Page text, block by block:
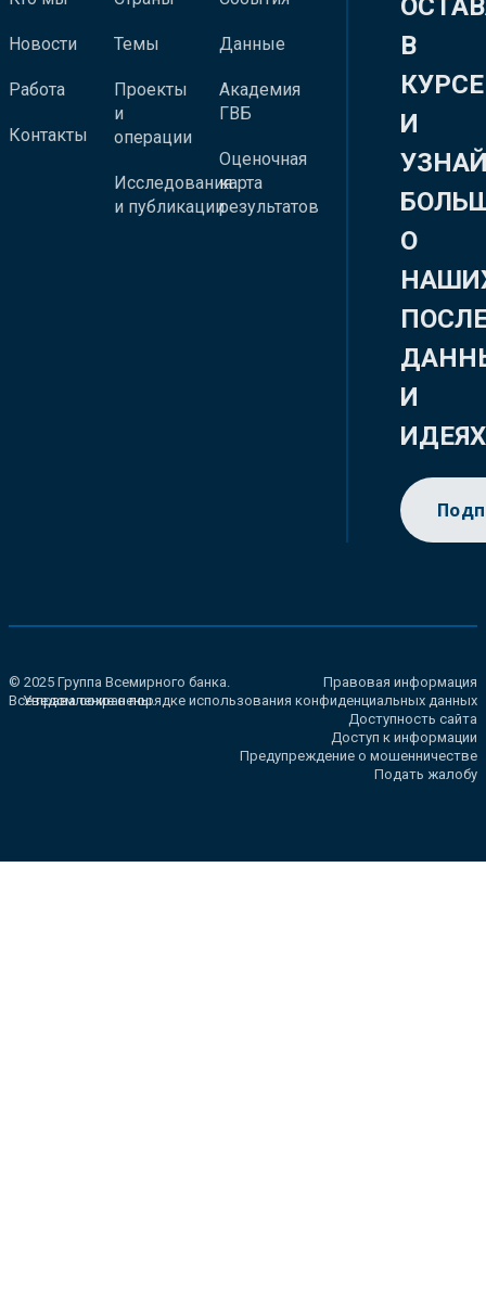
Новости
Работа
Контакты
Темы
Проекты
и
операции
Исследования
и публикации
Данные
Академия
ГВБ
Оценочная
карта
результатов
В
КУРСЕ
И
О
И
ИДЕЯХ
© 2025 Группа Всемирного банка.
Все права сохранены.
Правовая информация
Уведомление о порядке использования конфиденциальных данных
Доступность сайта
Доступ к информации
Предупреждение о мошенничестве
Подать жалобу